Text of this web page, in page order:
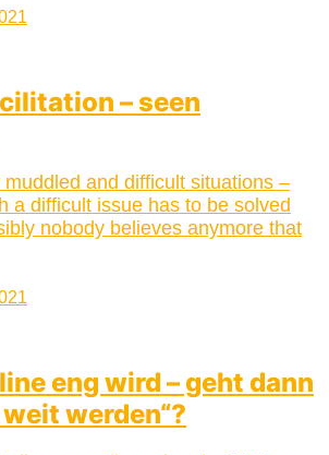
– seen
muddled and difficult situations –
a difficult issue has to be solved
nobody believes anymore that
eng wird – geht dann
werden“?